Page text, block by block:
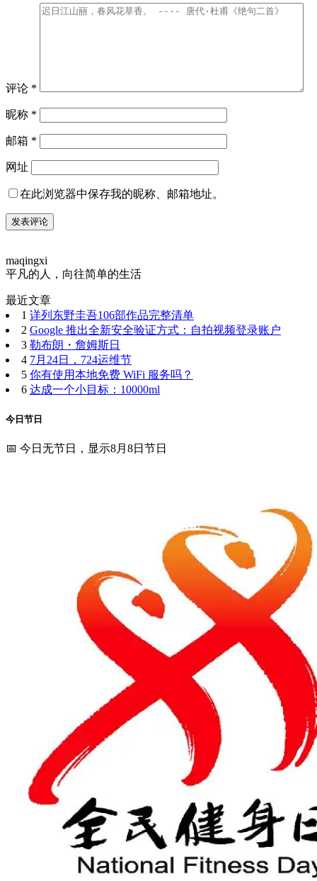
评论 *
昵称 *
邮箱 *
网址
在此浏览器中保存我的昵称、邮箱地址。
maqingxi
平凡的人，向往简单的生活
最近文章
1 详列东野圭吾106部作品完整清单
2 Google 推出全新安全验证方式：自拍视频登录账户
3 勒布朗・詹姆斯日
4 7月24日，724运维节
5 你有使用本地免费 WiFi 服务吗？
6 达成一个小目标：10000ml
今日节日
📅 今日无节日，显示8月8日节日